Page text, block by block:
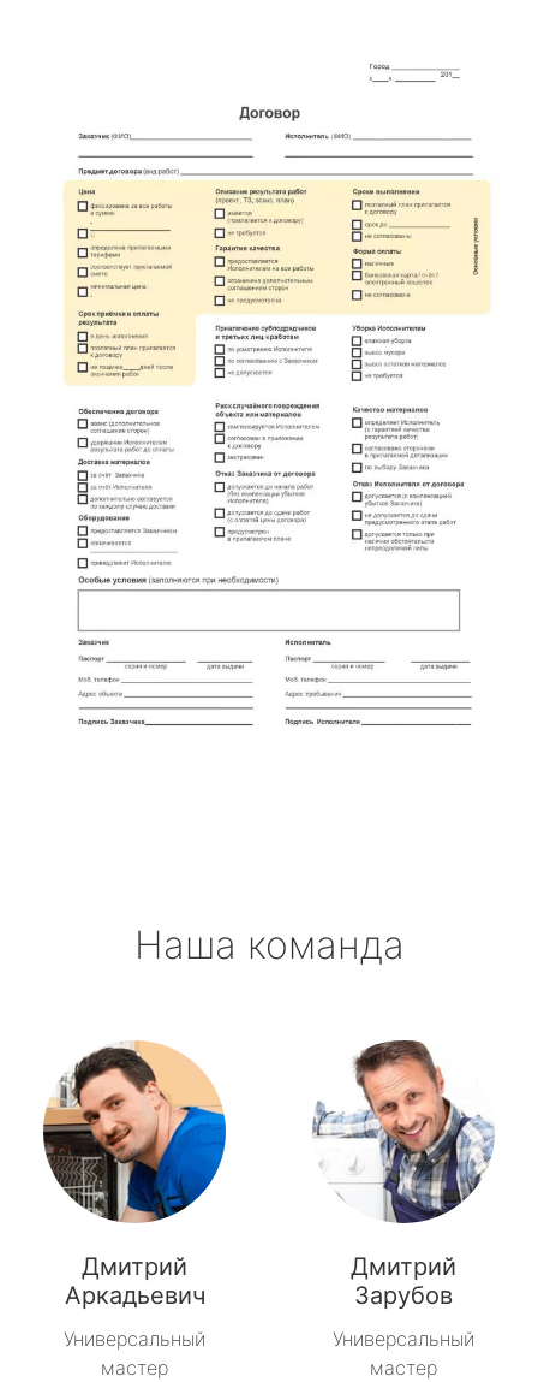
Наша команда
Дмитрий
Аркадьевич
Универсальный
мастер
Дмитрий
Зарубов
Универсальный
мастер